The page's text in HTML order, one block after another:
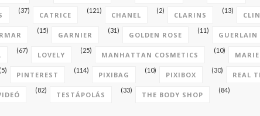
(37)
CATRICE
(121)
CHANEL
(2)
CLARINS
(13)
(15)
GARNIER
(31)
GOLDEN ROSE
(11)
GUERLAIN
(67)
LOVELY
(25)
MANHATTAN COSMETICS
(10)
(5)
PINTEREST
(114)
PIXIBAG
(10)
PIXIBOX
(30)
REAL
(82)
TESTÁPOLÁS
(33)
THE BODY SHOP
(84)